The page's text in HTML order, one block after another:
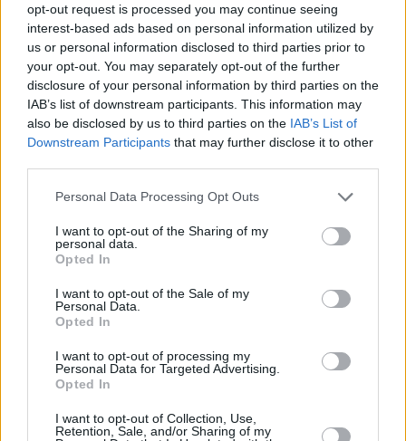
opt-out request is processed you may continue seeing
interest-based ads based on personal information utilized by
us or personal information disclosed to third parties prior to
your opt-out. You may separately opt-out of the further
disclosure of your personal information by third parties on the
IAB’s list of downstream participants. This information may
also be disclosed by us to third parties on the IAB’s List of
Downstream Participants that may further disclose it to other
Personal Data Processing Opt Outs
I want to opt-out of the Sharing of my
personal data.
Opted In
I want to opt-out of the Sale of my
Personal Data.
Opted In
I want to opt-out of processing my
Personal Data for Targeted Advertising.
Opted In
I want to opt-out of Collection, Use,
Retention, Sale, and/or Sharing of my
Chili con carne
Leicht
Würzig-scharfes Chili con carne
Leicht
Chili con Carne mit Rind
Leicht
Chili con carne mit Rindfleisch
Leicht
Party-Chili con Carne